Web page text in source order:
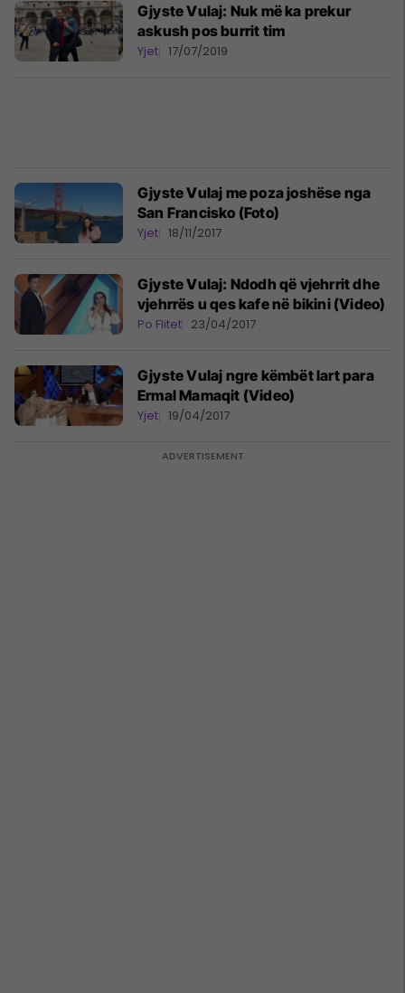
Gjyste Vulaj: Nuk më ka prekur
askush pos burrit tim
Yjet 17/07/2019
Gjyste Vulaj me poza joshëse nga
San Francisko (Foto)
Yjet 18/11/2017
Gjyste Vulaj: Ndodh që vjehrrit dhe
vjehrrës u qes kafe në bikini (Video)
Po Flitet 23/04/2017
Gjyste Vulaj ngre këmbët lart para
Ermal Mamaqit (Video)
Yjet 19/04/2017